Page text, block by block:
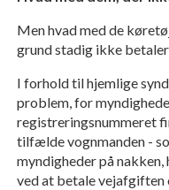
Men hvad med de
grund stadig ikke
I forhold til hjemlige
problem, for
registreringsnummeret
tilfælde vognmanden -
myndigheder på nakken,
ved at betale